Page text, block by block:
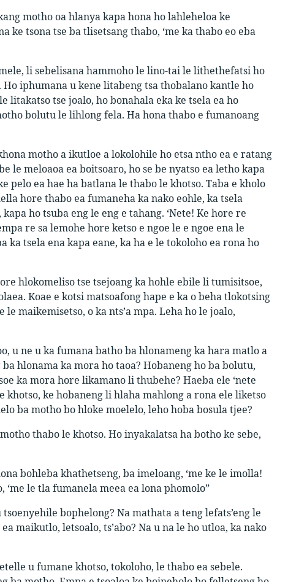
motho oa hlanya kapa hona ho lahleheloa ke
ke tsona tse ba tlisetsang thabo, ‘me ka thabo eo eba
li sebelisana hammoho le lino-tai le lithethefatsi ho
iphumana u kene litabeng tsa thobalano kantle ho
litakatso tse joalo, ho bonahala eka ke tsela ea ho
bolutu le lihlong fela. Ha hona thabo e fumanoang
motho a ikutloe a lokolohile ho etsa ntho ea e ratang
le meloaoa ea boitsoaro, ho se be nyatso ea letho kapa
pelo ea hae ha batlana le thabo le khotso. Taba e kholo
hore thabo ea fumaneha ka nako eohle, ka tsela
ho tsuba eng le eng e tahang. ‘Nete! Ke hore re
re sa lemohe hore ketso e ngoe le e ngoe ena le
tsela ena kapa eane, ka ha e le tokoloho ea rona ho
hlokomeliso tse tsejoang ka hohle ebile li tumisitsoe,
Koae e kotsi matsoafong hape e ka o beha tlokotsing
maikemisetso, o ka nts’a mpa. Leha ho le joalo,
u ne u ka fumana batho ba hlonameng ka hara matlo a
hlonama ka mora ho taoa? Hobaneng ho ba bolutu,
ka mora hore likamano li thubehe? Haeba ele ‘nete
ke hobaneng li hlaha mahlong a rona ele liketso
ba motho bo hloke moelelo, leho hoba bosula tjee?
thabo le khotso. Ho inyakalatsa ha botho ke sebe,
bohleba khathetseng, ba imeloang, ‘me ke le imolla!
‘me le tla fumanela meea ea lona phomolo”
bophelong? Na mathata a teng lefats’eng le
maikutlo, letsoalo, ts’abo? Na u na le ho utloa, ka nako
u fumane khotso, tokoloho, le thabo ea sebele.